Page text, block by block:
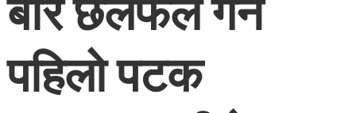
पहिलो पटक